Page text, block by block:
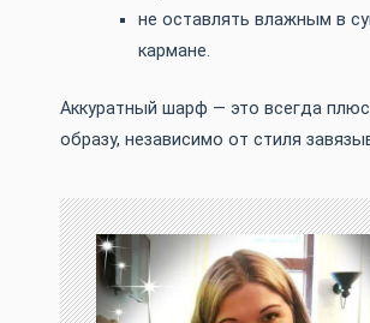
не оставлять влажным в
кармане.
Аккуратный шарф — это всегда
образу, независимо от стиля